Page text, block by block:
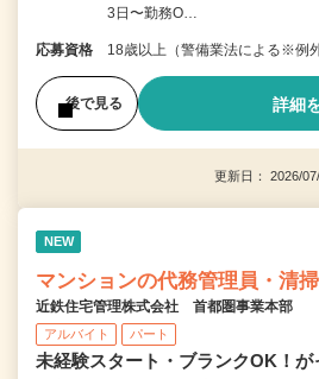
3日〜勤務O…
応募資格 18歳以上（警備業法による※例
後で見る 詳細
更新日： 2026/
NEW
マンションの代務管理員・清
近鉄住宅管理株式会社 首都圏事業本部
アルバイト パート
未経験スタート・ブランクOK！